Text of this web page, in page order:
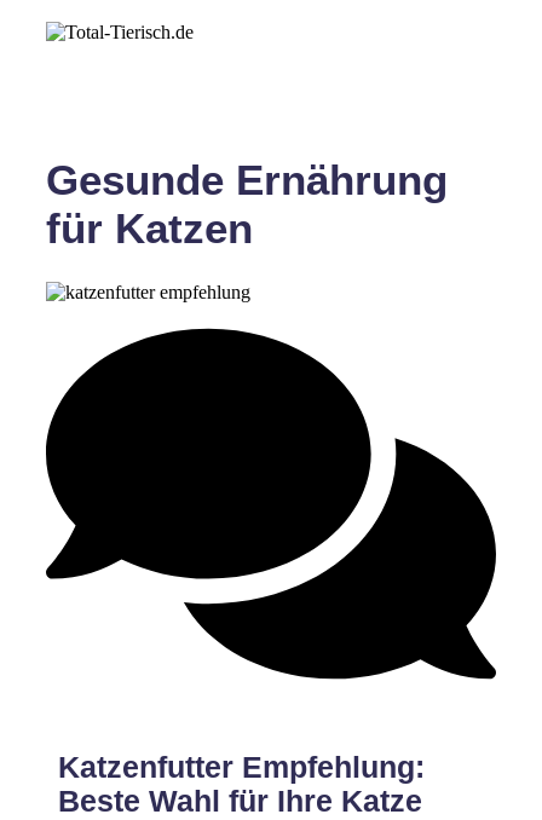
Gesunde Ernährung
für Katzen
Katzenfutter Empfehlung:
Beste Wahl für Ihre Katze